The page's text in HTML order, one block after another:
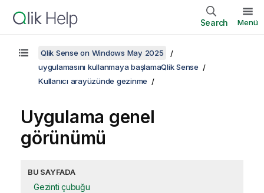
Search Menü
Qlik Sense on Windows May 2025
uygulamasını kullanmaya başlamaQlik Sense
Kullanıcı arayüzünde gezinme
Uygulama genel
görünümü
BU SAYFADA
Gezinti çubuğu